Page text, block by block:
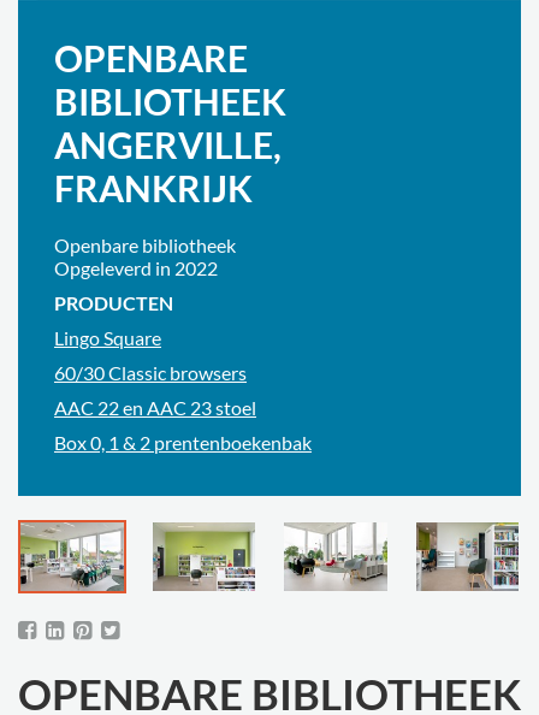
OPENBARE
BIBLIOTHEEK
ANGERVILLE,
FRANKRIJK
Openbare bibliotheek
Opgeleverd in 2022
PRODUCTEN
Lingo Square
60/30 Classic browsers
AAC 22 en AAC 23 stoel
Box 0, 1 & 2 prentenboekenbak
OPENBARE BIBLIOTHEEK